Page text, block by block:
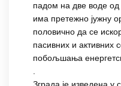
падом на две воде од
има претежно јужну
половично да се
пасивних и активних
побољшања
.